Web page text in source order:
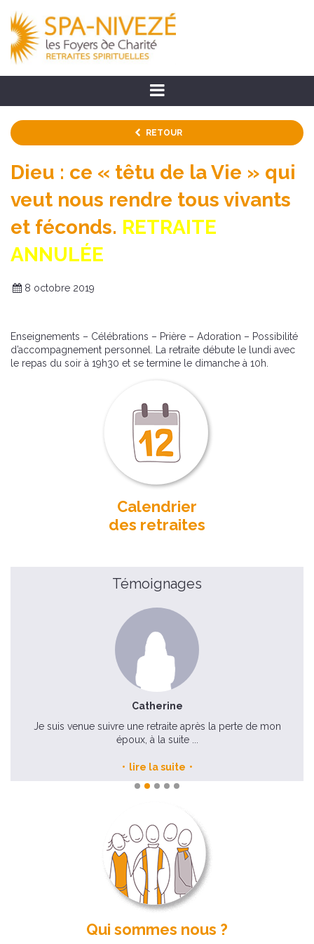
RETOUR
Dieu : ce « têtu de la Vie » qui
veut nous rendre tous vivants
et féconds. RETRAITE
ANNULÉE
8 octobre 2019
Enseignements – Célébrations – Prière – Adoration – Possibilité
d’accompagnement personnel. La retraite débute le lundi avec
le repas du soir à 19h30 et se termine le dimanche à 10h.
Calendrier
des retraites
Témoignages
Catherine
Je suis venue suivre une retraite après la perte de mon
époux, à la suite ...
lire la suite
Qui sommes nous ?